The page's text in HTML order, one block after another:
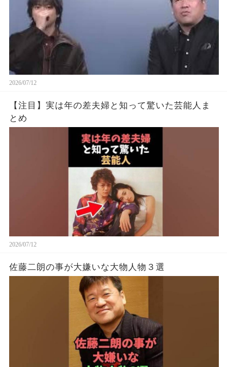
2026/07/12
【注目】実は年の差夫婦と知って驚いた芸能人ま
とめ
2026/07/12
佐藤二朗の事が大嫌いな大物人物３選